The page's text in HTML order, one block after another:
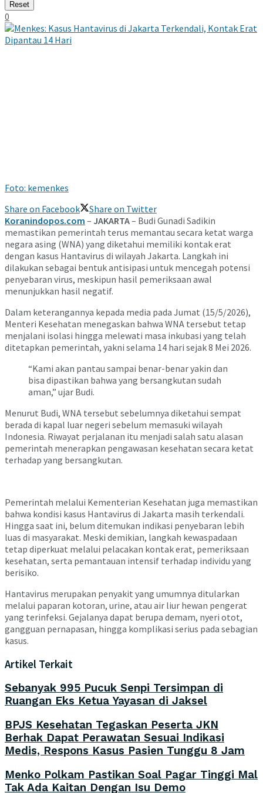
Reset
0
Foto: kemenkes
Share on Facebook
Share on Twitter
Koranindopos.com – JAKARTA– Budi Gunadi Sadikin
memastikan pemerintah terus memantau secara ketat warga
negara asing (WNA) yang diketahui memiliki kontak erat
dengan kasus Hantavirus di wilayah Jakarta. Langkah ini
dilakukan sebagai bentuk antisipasi untuk mencegah potensi
penyebaran virus, meskipun hasil pemeriksaan awal
menunjukkan hasil negatif.
Dalam keterangannya kepada media pada Jumat (15/5/2026),
Menteri Kesehatan menegaskan bahwa WNA tersebut tetap
menjalani isolasi hingga melewati masa inkubasi yang telah
ditetapkan pemerintah, yakni selama 14 hari sejak 8 Mei 2026.
“Kami akan pantau sampai benar-benar yakin dan
bisa dipastikan bahwa yang bersangkutan sudah
aman,” ujar Budi.
Menurut Budi, WNA tersebut sebelumnya diketahui sempat
berada di kapal luar negeri sebelum memasuki wilayah
Indonesia. Riwayat perjalanan itu menjadi salah satu alasan
pemerintah menerapkan pengawasan kesehatan secara ketat
terhadap yang bersangkutan.
Pemerintah melalui Kementerian Kesehatan juga memastikan
bahwa kondisi kasus Hantavirus di Jakarta masih terkendali.
Hingga saat ini, belum ditemukan indikasi penyebaran lebih
luas di masyarakat. Meski demikian, langkah kewaspadaan
tetap diperkuat melalui pelacakan kontak erat, pemeriksaan
kesehatan, serta pemantauan intensif terhadap individu yang
berisiko.
Hantavirus merupakan penyakit yang umumnya ditularkan
melalui paparan kotoran, urine, atau air liur hewan pengerat
yang terinfeksi. Gejalanya dapat berupa demam, nyeri otot,
gangguan pernapasan, hingga komplikasi serius pada sebagian
kasus.
Artikel Terkait
Sebanyak 995 Pucuk Senpi Tersimpan di
Ruangan Eks Ketua Yayasan di Jaksel
BPJS Kesehatan Tegaskan Peserta JKN
Berhak Dapat Perawatan Sesuai Indikasi
Medis, Respons Kasus Pasien Tunggu 8 Jam
Menko Polkam Pastikan Soal Pagar Tinggi Mal
Tak Ada Kaitan Dengan Isu Demo